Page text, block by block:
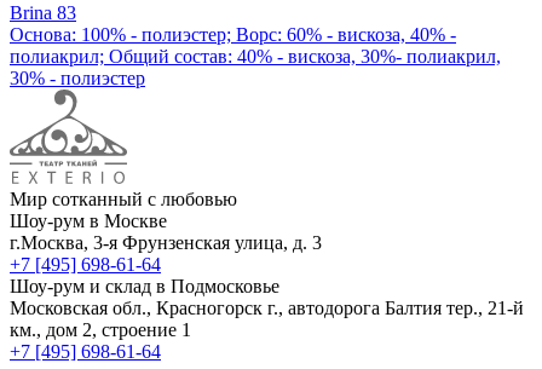
Brina 83
Основа: 100% - полиэстер; Ворс: 60% - вискоза, 40% -
полиакрил; Общий состав: 40% - вискоза, 30%- полиакрил,
30% - полиэстер
Мир сотканный с любовью
Шоу-рум в Москве
г.Москва, 3-я Фрунзенская улица, д. 3
+7 [495] 698-61-64
Шоу-рум и склад в Подмосковье
Московская обл., Красногорск г., автодорога Балтия тер., 21-й
км., дом 2, строение 1
+7 [495] 698-61-64